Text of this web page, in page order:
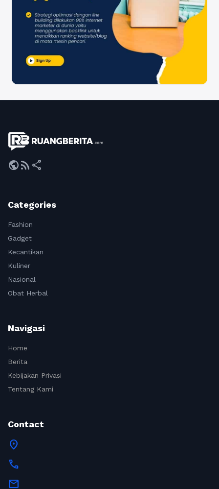
publicrss_feed share
Categories
Fashion
Gadget
Kecantikan
Kuliner
Nasional
Obat Herbal
Navigasi
Home
Berita
Kebijakan Privasi
Tentang Kami
Contact
location_on
call
mail